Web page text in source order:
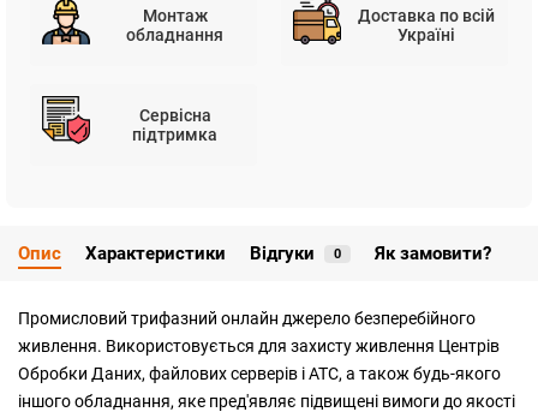
Монтаж
обладнання
Доставка по всій
Україні
Сервісна
підтримка
Опис Характеристики Відгуки 0 Як замовити?
Промисловий трифазний онлайн джерело безперебійного
живлення. Використовується для захисту живлення Центрів
Обробки Даних, файлових серверів і АТС, а також будь-якого
іншого обладнання, яке пред'являє підвищені вимоги до якості